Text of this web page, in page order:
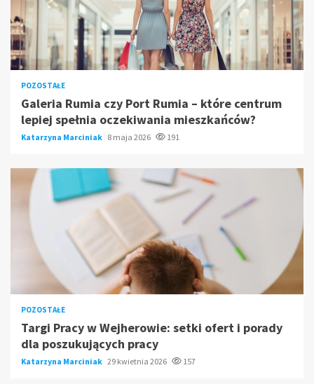
POZOSTAŁE
Galeria Rumia czy Port Rumia – które centrum
lepiej spełnia oczekiwania mieszkańców?
Katarzyna Marciniak 8 maja 2026 191
POZOSTAŁE
Targi Pracy w Wejherowie: setki ofert i porady
dla poszukujących pracy
Katarzyna Marciniak 29 kwietnia 2026 157